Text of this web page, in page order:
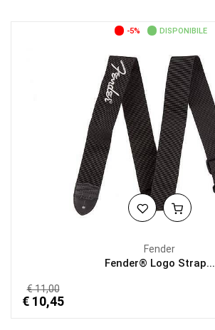
-5% DISPONIBILE
Fender
Fender® Logo Strap...
€ 11,00
€ 10,45